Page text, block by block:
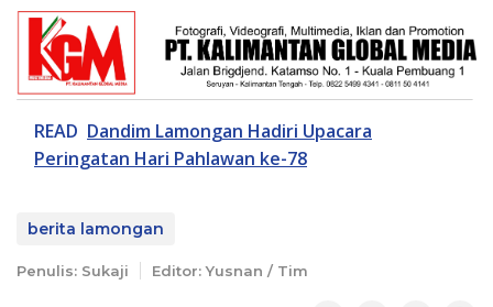
READ Dandim Lamongan Hadiri Upacara
Peringatan Hari Pahlawan ke-78
berita lamongan
Penulis: Sukaji Editor: Yusnan / Tim